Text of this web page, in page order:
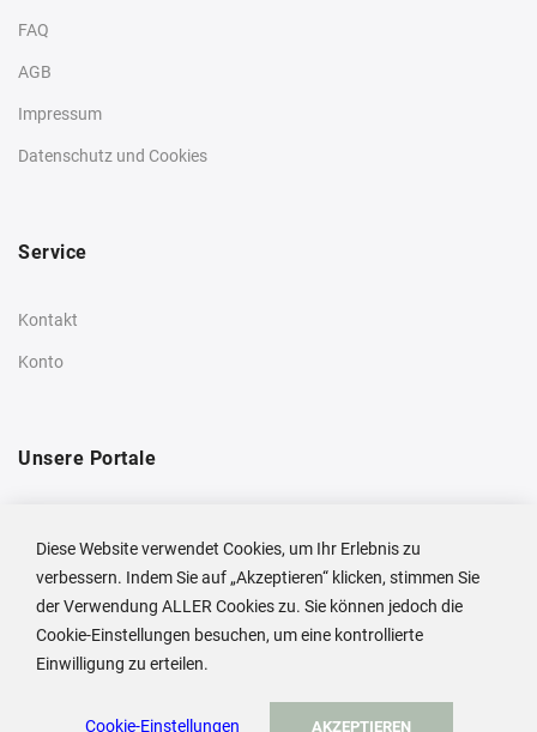
FAQ
AGB
Impressum
Datenschutz und Cookies
Service
Kontakt
Konto
Unsere Portale
Unternehmensseite
© ADA Cosmetics 2026
Diese Website verwendet Cookies, um Ihr Erlebnis zu
verbessern. Indem Sie auf „Akzeptieren“ klicken, stimmen Sie
der Verwendung ALLER Cookies zu. Sie können jedoch die
Cookie-Einstellungen besuchen, um eine kontrollierte
Einwilligung zu erteilen.
Cookie-Einstellungen AKZEPTIEREN